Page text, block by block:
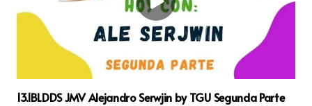
13.1BLDDS JMV Alejandro Serwjin by TGU Segunda Parte